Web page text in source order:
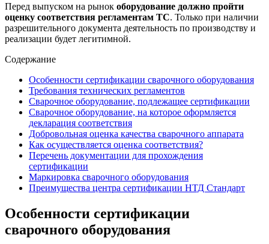
Перед выпуском на рынок оборудование должно пройти
оценку соответствия регламентам ТС. Только при наличии
разрешительного документа деятельность по производству и
реализации будет легитимной.
Содержание
Особенности сертификации сварочного оборудования
Требования технических регламентов
Сварочное оборудование, подлежащее сертификации
Сварочное оборудование, на которое оформляется
декларация соответствия
Добровольная оценка качества сварочного аппарата
Как осуществляется оценка соответствия?
Перечень документации для прохождения
сертификации
Маркировка сварочного оборудования
Преимущества центра сертификации НТД Стандарт
Особенности сертификации
сварочного оборудования